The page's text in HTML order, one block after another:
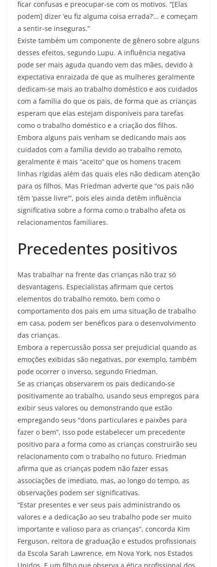
ficar confusas e preocupar-se com os motivos. “[Elas
podem] dizer ‘eu fiz alguma coisa errada?’… e começam
a sentir-se inseguras.”
Existe também um componente de gênero sobre alguns
desses efeitos, segundo Lupu. A influência negativa
pode ser mais aguda quando vem das mães, devido à
expectativa enraizada de que as mulheres geralmente
dedicam-se mais ao trabalho doméstico e aos cuidados
com a família do que os pais, de forma que as crianças
esperam que elas estejam disponíveis para tarefas
como o trabalho doméstico e a criação dos filhos.
Embora alguns pais venham se dedicando mais aos
cuidados com a família devido ao trabalho remoto,
geralmente é mais “aceito” que os homens tracem
linhas rígidas além das quais eles não dedicam atenção
para os filhos. Mas Friedman adverte que “os pais não
têm ‘passe livre'”, pois eles ainda detêm influência
significativa sobre a forma como o trabalho afeta os
relacionamentos familiares.
Precedentes positivos
Mas trabalhar na frente das crianças não traz só
desvantagens. Especialistas afirmam que certos
elementos do trabalho remoto, bem como o
comportamento dos pais em uma situação de trabalho
em casa, podem ser benéficos para o desenvolvimento
das crianças.
Embora a repercussão possa ser prejudicial quando as
emoções exibidas são negativas, por exemplo, também
pode ocorrer o inverso, segundo Friedman.
Se as crianças observarem os pais dedicando-se
positivamente ao trabalho, usando seus empregos para
exibir seus valores ou demonstrando que estão
empregando seus “dons particulares e paixões para
fazer o bem”, isso pode estabelecer um precedente
positivo para a forma como as crianças construirão seu
relacionamento com o trabalho no futuro. Friedman
afirma que as crianças podem não fazer essas
associações de imediato, mas, ao longo do tempo, as
observações podem ser significativas.
“Estar presentes e ver seus pais administrando os
valores e a dedicação ao seu trabalho pode ser muito
importante e valioso para as crianças”, concorda Kim
Ferguson, reitora de graduação e estudos profissionais
da Escola Sarah Lawrence, em Nova York, nos Estados